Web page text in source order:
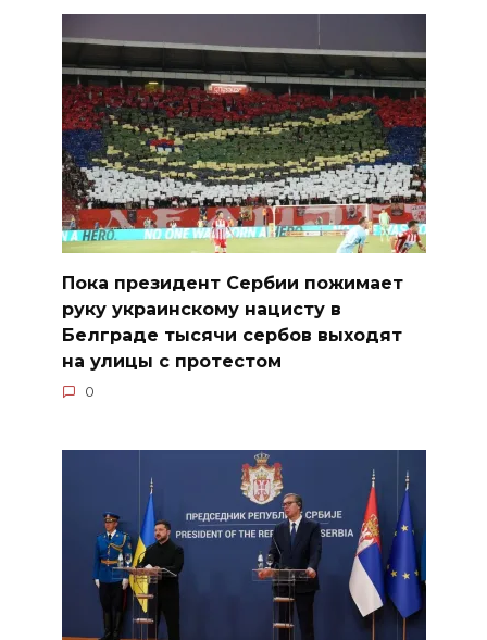
Пока президент Сербии пожимает
руку украинскому нацисту в
Белграде тысячи сербов выходят
на улицы с протестом
0